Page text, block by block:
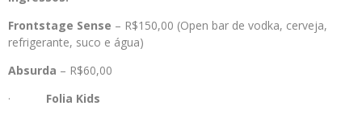
Frontstage Sense – R$150,00 (Open bar de vodka, cerveja,
refrigerante, suco e água)
Absurda – R$60,00
· Folia Kids